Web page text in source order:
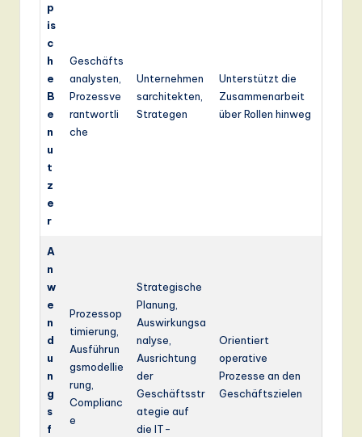
p
is
c
h
e
B
e
n
u
t
z
e
r
Geschäfts
analysten,
Prozessve
rantwortli
che
Unternehmen
sarchitekten,
Strategen
Unterstützt die
Zusammenarbeit
über Rollen hinweg
A
n
w
e
n
d
u
n
g
s
f
Prozessop
timierung,
Ausführun
gsmodellie
rung,
Complianc
e
Strategische
Planung,
Auswirkungsa
nalyse,
Ausrichtung
der
Geschäftsstr
ategie auf
die IT-
Orientiert
operative
Prozesse an den
Geschäftszielen